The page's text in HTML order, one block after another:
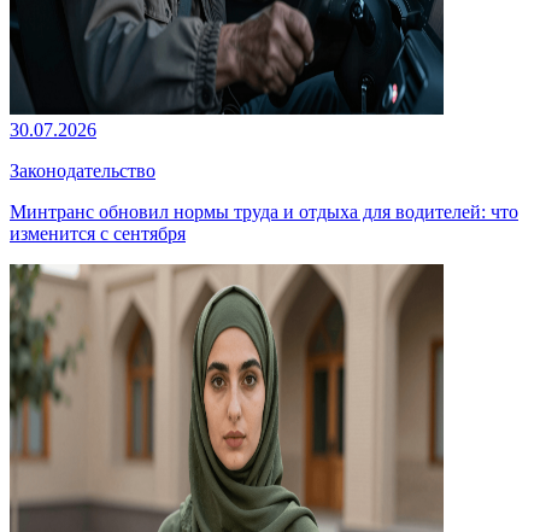
30.07.2026
Законодательство
Минтранс обновил нормы труда и отдыха для водителей: что
изменится с сентября